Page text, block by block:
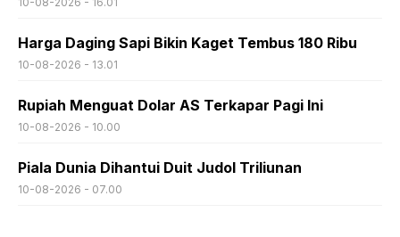
Harga Daging Sapi Bikin Kaget Tembus 180 Ribu
10-08-2026 - 13.01
Rupiah Menguat Dolar AS Terkapar Pagi Ini
10-08-2026 - 10.00
Piala Dunia Dihantui Duit Judol Triliunan
10-08-2026 - 07.00